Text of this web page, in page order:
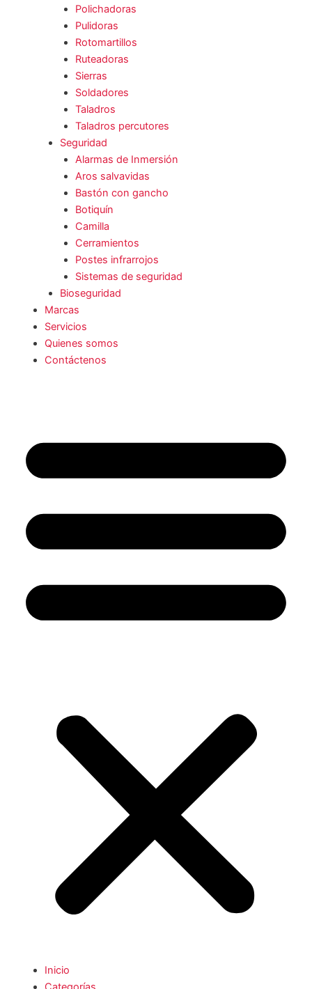
Polichadoras
Pulidoras
Rotomartillos
Ruteadoras
Sierras
Soldadores
Taladros
Taladros percutores
Seguridad
Alarmas de Inmersión
Aros salvavidas
Bastón con gancho
Botiquín
Camilla
Cerramientos
Postes infrarrojos
Sistemas de seguridad
Bioseguridad
Marcas
Servicios
Quienes somos
Contáctenos
Inicio